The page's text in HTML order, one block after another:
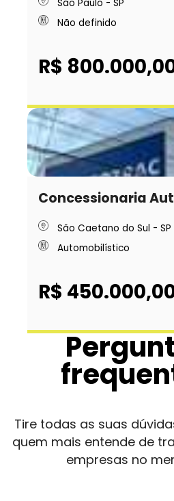
São Paulo - SP
Não definido
R$
Concessionaria
São Caetano do Sul - SP
Automobilístico
R$
Tire todas as suas
quem mais entende de
empresas no